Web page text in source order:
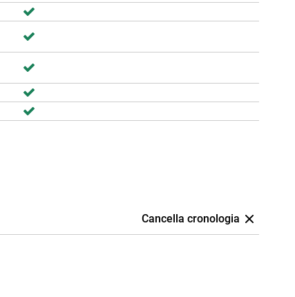
Cancella cronologia